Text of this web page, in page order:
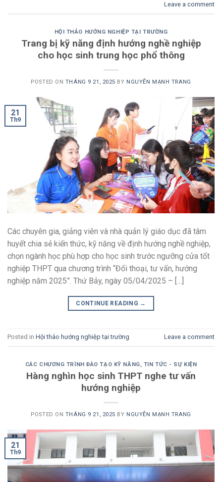
Leave a comment
HỘI THẢO HƯỚNG NGHIỆP TẠI TRƯỜNG
Trang bị kỹ năng định hướng nghề nghiệp
cho học sinh trung học phổ thông
POSTED ON THÁNG 9 21, 2025 BY NGUYỄN MẠNH TRANG
21
Th9
Các chuyên gia, giảng viên và nhà quản lý giáo dục đã tâm
huyết chia sẻ kiến thức, kỹ năng về định hướng nghề nghiệp,
chọn ngành học phù hợp cho học sinh trước ngưỡng cửa tốt
nghiệp THPT qua chương trình “Đối thoại, tư vấn, hướng
nghiệp năm 2025”. Thứ Bảy, ngày 05/04/2025 – […]
CONTINUE READING →
Posted in Hội thảo hướng nghiệp tại trường Leave a comment
CÁC CHƯƠNG TRÌNH ĐÀO TẠO KỸ NĂNG, TIN TỨC - SỰ KIỆN
Hàng nghìn học sinh THPT nghe tư vấn
hướng nghiệp
POSTED ON THÁNG 9 21, 2025 BY NGUYỄN MẠNH TRANG
21
Th9